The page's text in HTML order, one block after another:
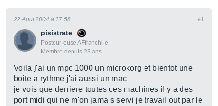
pisistrate
Posteur·euse AFfranchi·e
Membre depuis 23 ans
22 Aout 2004 à 17:58 #1
Voila j'ai un mpc 1000 un microkorg et bientot une
boite a rythme j'ai aussi un mac
je vois que derriere toutes ces machines il y a des
port midi qui ne m'on jamais servi je travail out par le